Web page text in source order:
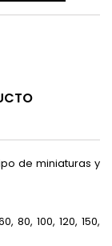
de miniaturas y
80, 100, 120, 150,